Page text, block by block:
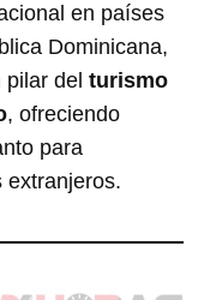
en países
Dominicana,
pilar delturismo
, ofreciendo
para
extranjeros.